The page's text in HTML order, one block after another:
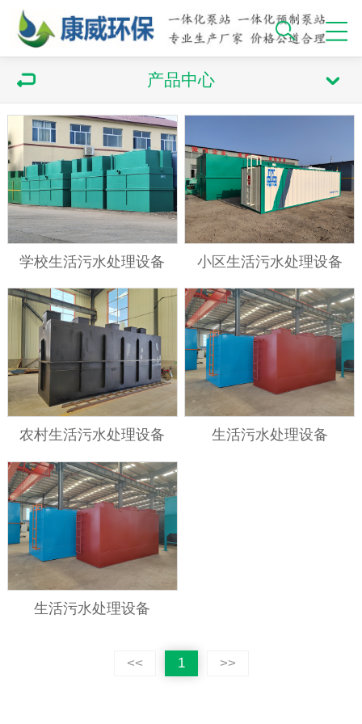
产品中心
学校生活污水处理设备 小区生活污水处理设备
农村生活污水处理设备 生活污水处理设备
生活污水处理设备
<< 1 >>